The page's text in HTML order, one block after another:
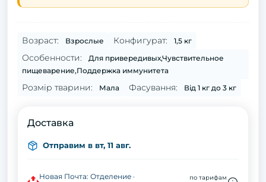
Возраст: Взрослые Конфигурат: 1,5 кг
Особенности:
Для привередивых,Чувствительное
пищеварение,Поддержка иммунитета
Розмір тварини: Мала Фасування: Від 1 кг до 3 кг
Доставка
Отправим в вт, 11 авг.
Новая Почта: Отделение ·
по тарифам